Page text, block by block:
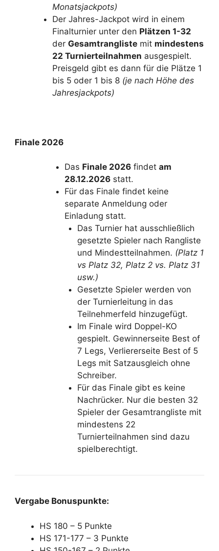
Monatsjackpots)
Der Jahres-Jackpot wird in einem
Finalturnier unter den Plätzen 1-32
der Gesamtranglistemit mindestens
22 Turnierteilnahmen ausgespielt.
Preisgeld gibt es dann für die Plätze 1
bis 5 oder 1 bis 8 (je nach Höhe des
Jahresjackpots)
Finale 2026
Das Finale 2026 findet am
28.12.2026 statt.
Für das Finale findet keine
separate Anmeldung oder
Einladung statt.
Das Turnier hat ausschließlich
gesetzte Spieler nach Rangliste
und Mindestteilnahmen. (Platz 1
vs Platz 32, Platz 2 vs. Platz 31
usw.)
Gesetzte Spieler werden von
der Turnierleitung in das
Teilnehmerfeld hinzugefügt.
Im Finale wird Doppel-KO
gespielt. Gewinnerseite Best of
7 Legs, Verliererseite Best of 5
Legs mit Satzausgleich ohne
Schreiber.
Für das Finale gibt es keine
Nachrücker. Nur die besten 32
Spieler der Gesamtrangliste mit
mindestens 22
Turnierteilnahmen sind dazu
spielberechtigt.
Vergabe Bonuspunkte:
HS 180 – 5 Punkte
HS 171-177 – 3 Punkte